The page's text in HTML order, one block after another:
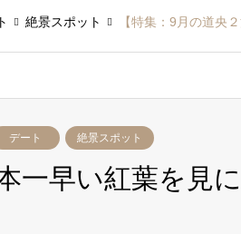
絶景スポット 【特集：9月の道央
デート 絶景スポット
一早い紅葉を見